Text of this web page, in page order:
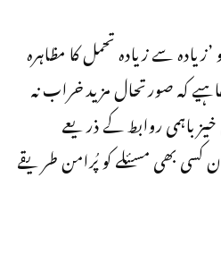
’زیادہ سے زیادہ تحمل کا مظاہرہ
چاہیے کہ صورتحال مزید خراب نہ
باہمی روابط کے ذریعے
کسی بھی مسئلے کو پُرامن طریقے